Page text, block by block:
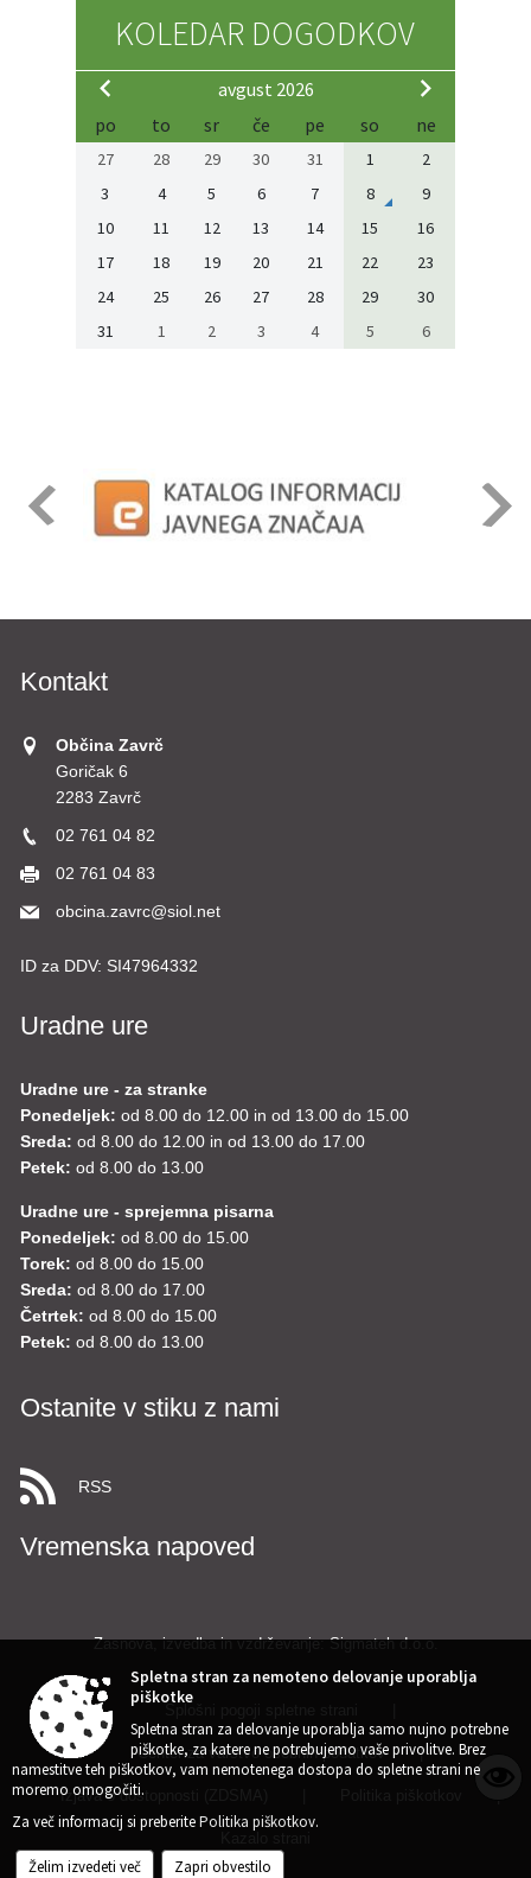
KOLEDAR DOGODKOV
avgust 2026
po
to sr če pe so ne
27 28 29 30 31 1
2
3
4 5 6 7 8
9
10
11 12 13 14 15
16
17
18 19 20 21 22
23
24
25 26 27 28 29
30
31
1 2 3 4 5 6
Kontakt
Občina Zavrč
Goričak 6
2283 Zavrč
02 761 04 82
02 761 04 83
obcina.zavrc@siol.net
ID za DDV: SI47964332
Uradne ure
Uradne ure - za stranke
Ponedeljek: od 8.00 do 12.00 in od 13.00 do 15.00
Sreda: od 8.00 do 12.00 in od 13.00 do 17.00
Petek: od 8.00 do 13.00
Uradne ure - sprejemna pisarna
Ponedeljek: od 8.00 do 15.00
Torek: od 8.00 do 15.00
Sreda: od 8.00 do 17.00
Četrtek: od 8.00 do 15.00
Petek: od 8.00 do 13.00
Ostanite v stiku z nami
RSS
Vremenska napoved
Zasnova, izvedba in vzdrževanje: Sigmateh d.o.o.
Center za varstvo osebnih podatkov |
Izjava o dostopnosti (ZDSMA) |
Spletna stran za nemoteno delovanje uporablja
piškotke
Spletna stran za delovanje uporablja samo nujno potrebne
piškotke, za katere ne potrebujemo vaše privolitve. Brez
namestitve teh piškotkov, vam nemotenega dostopa do spletne strani ne
moremo omogočiti.
Za več informacij si preberitePolitika piškotkov.
Želim izvedeti več Zapri obvestilo